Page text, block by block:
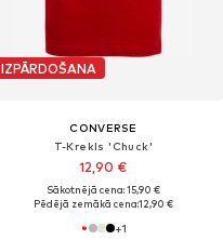
IZPĀRDOŠANA
CONVERSE
T-Krekls 'Chuck'
12,90 €
Sākotnējā cena: 15,90 €
Pēdējā zemākā cena:12,90 €
+1